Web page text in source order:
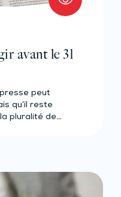
avant le 31
peut
qu’il reste
pluralité de…